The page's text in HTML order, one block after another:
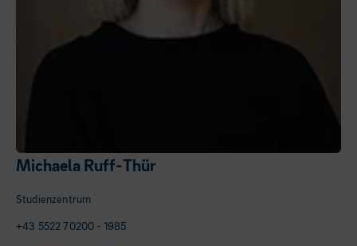
Michaela Ruff-Thür
Studienzentrum
+43 5522 70200 - 1985